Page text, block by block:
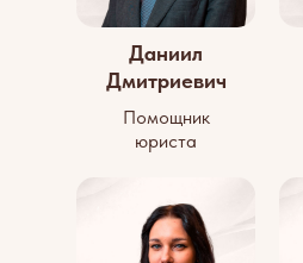
Даниил
Дмитриевич
Помощник
юриста